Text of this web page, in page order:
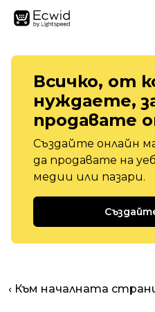
Всичко, от
нуждаете,
продавате
Създайте онлайн
да продавате на
медии или пазари.
‹ Към началната